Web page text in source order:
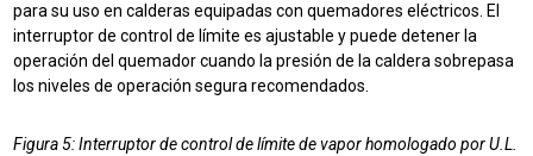
para su uso en calderas equipadas con quemadores eléctricos. El
interruptor de control de límite es ajustable y puede detener la
operación del quemador cuando la presión de la caldera sobrepasa
los niveles de operación segura recomendados.
Figura 5: Interruptor de control de límite de vapor homologado por U.L.